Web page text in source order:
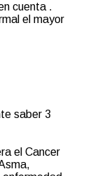
cuenta .
el mayor
saber 3
el Cancer